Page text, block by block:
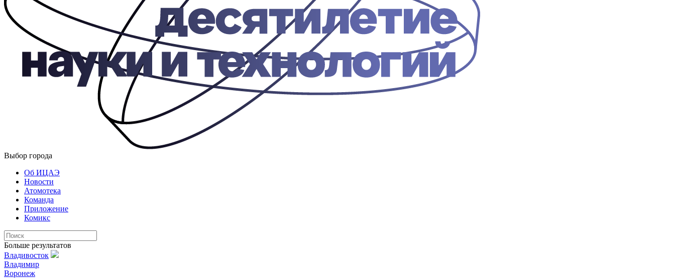
Выбор города
Об ИЦАЭ
Новости
Атомотека
Команда
Приложение
Комикс
Больше результатов
Владивосток
Владимир
Воронеж